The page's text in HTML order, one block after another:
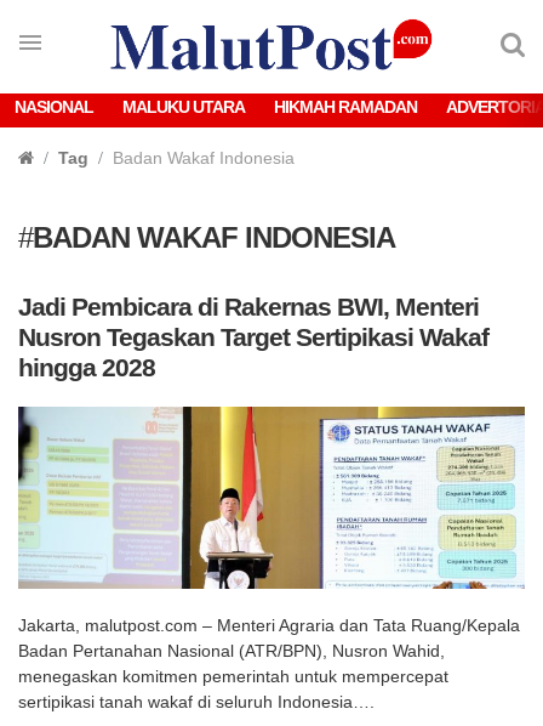
NASIONAL MALUKU UTARA HIKMAH RAMADAN
Tag Badan Wakaf Indonesia
#BADAN WAKAF INDONESIA
Jadi Pembicara di Rakernas BWI, Menteri
Nusron Tegaskan Target Sertipikasi Wakaf
hingga 2028
Jakarta, malutpost.com – Menteri Agraria dan Tata Ruang/Kepala
Badan Pertanahan Nasional (ATR/BPN), Nusron Wahid,
menegaskan komitmen pemerintah untuk mempercepat
sertipikasi tanah wakaf di seluruh Indonesia….